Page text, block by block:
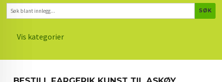
Vis kategorier